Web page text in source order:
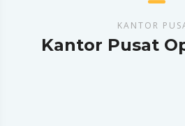
KANTOR
Kantor Pusat